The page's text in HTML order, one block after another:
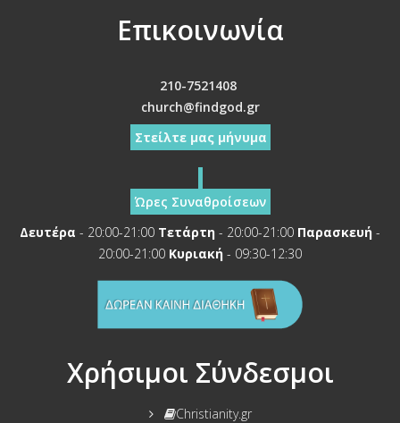
Επικοινωνία
210-7521408
church@findgod.gr
Στείλτε μας μήνυμα
Ώρες Συναθροίσεων
Δευτέρα - 20:00-21:00 Τετάρτη - 20:00-21:00 Παρασκευή -
20:00-21:00 Κυριακή - 09:30-12:30
Χρήσιμοι Σύνδεσμοι
Christianity.gr